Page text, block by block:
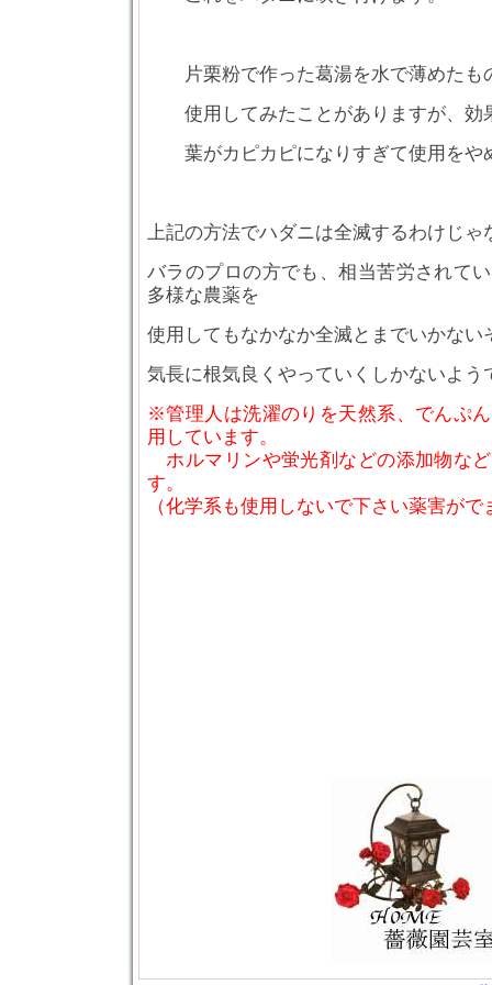
片栗粉で作った葛湯を水で薄めたも
使用してみたことがありますが、効
葉がカピカピになりすぎて使用をや
上記の方法でハダニは全滅するわけじゃ
バラのプロの方でも、相当苦労されて
多様な農薬を
使用してもなかなか全滅とまでいかない
気長に根気良くやっていくしかないよう
※管理人は洗濯のりを天然系、でんぷ
用しています。
ホルマリンや蛍光剤などの添加物な
す。
（化学系も使用しないで下さい薬害がで